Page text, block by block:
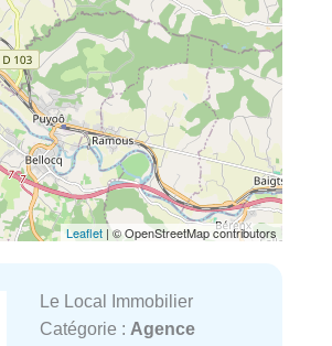
Leaflet | © OpenStreetMap contributors
Le Local Immobilier
Catégorie : Agence